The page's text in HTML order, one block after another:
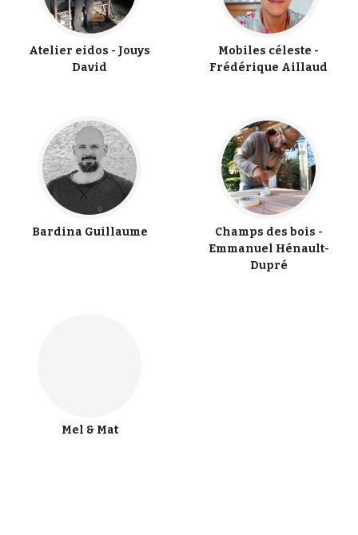
Atelier eidos - Jouys
David
Mobiles céleste -
Frédérique Aillaud
Bardina Guillaume
Champs des bois -
Emmanuel Hénault-
Dupré
Mel & Mat